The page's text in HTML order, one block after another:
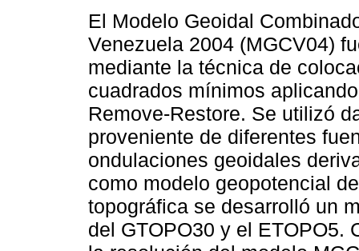
El Modelo Geoidal
Venezuela 2004 (MGCV04)
mediante la técnica de
cuadrados mínimos
Remove-Restore. Se utilizó
proveniente de diferentes
ondulaciones geoidales
como modelo geopotencial
topográfica se desarrolló un
del GTOPO30 y el ETOPO5.